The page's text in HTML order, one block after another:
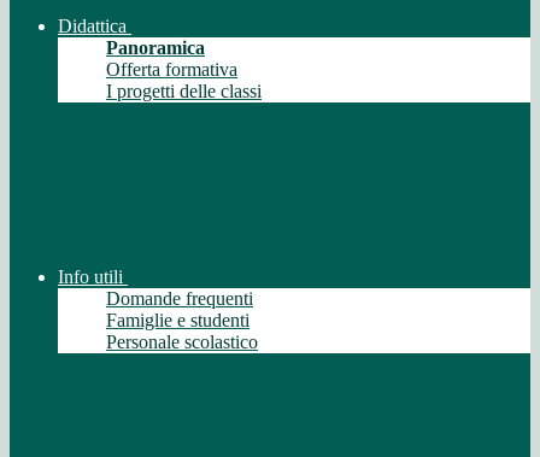
Didattica
Panoramica
Offerta formativa
I progetti delle classi
Info utili
Domande frequenti
Famiglie e studenti
Personale scolastico